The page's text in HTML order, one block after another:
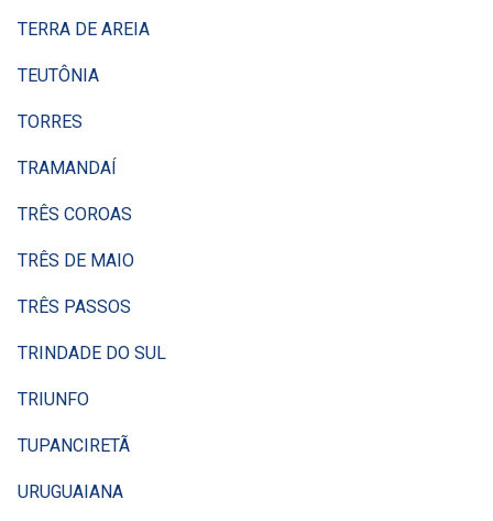
TERRA DE AREIA
TEUTÔNIA
TORRES
TRAMANDAÍ
TRÊS COROAS
TRÊS DE MAIO
TRÊS PASSOS
TRINDADE DO SUL
TRIUNFO
TUPANCIRETÃ
URUGUAIANA